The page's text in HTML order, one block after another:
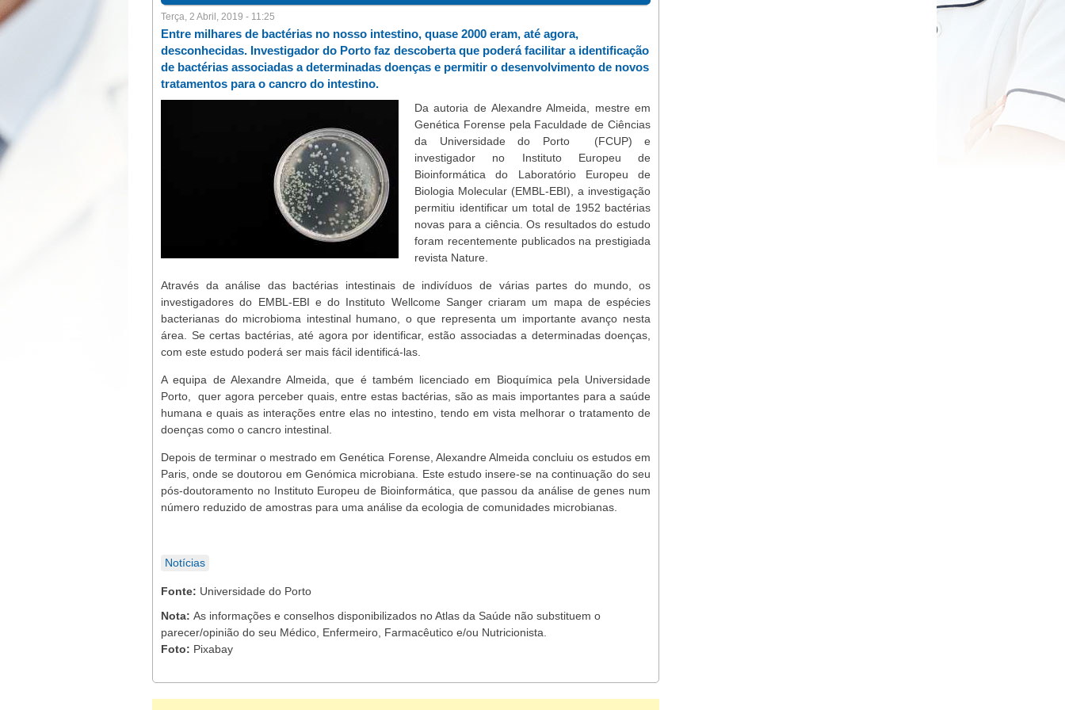
Terça, 2 Abril, 2019 - 11:25
Entre milhares de bactérias no nosso intestino, quase 2000 eram, até agora,
desconhecidas. Investigador do Porto faz descoberta que poderá facilitar a identificação
de bactérias associadas a determinadas doenças e permitir o desenvolvimento de novos
tratamentos para o cancro do intestino.
Da autoria de Alexandre Almeida, mestre em
Genética Forense pela Faculdade de Ciências
da Universidade do Porto (FCUP) e
investigador no Instituto Europeu de
Bioinformática do Laboratório Europeu de
Biologia Molecular (EMBL-EBI), a investigação
permitiu identificar um total de 1952 bactérias
novas para a ciência. Os resultados do estudo
foram recentemente publicados na prestigiada
revista Nature.
Através da análise das bactérias intestinais de indivíduos de várias partes do mundo, os
investigadores do EMBL-EBI e do Instituto Wellcome Sanger criaram um mapa de espécies
bacterianas do microbioma intestinal humano, o que representa um importante avanço nesta
área. Se certas bactérias, até agora por identificar, estão associadas a determinadas doenças,
com este estudo poderá ser mais fácil identificá-las.
A equipa de Alexandre Almeida, que é também licenciado em Bioquímica pela Universidade
Porto, quer agora perceber quais, entre estas bactérias, são as mais importantes para a saúde
humana e quais as interações entre elas no intestino, tendo em vista melhorar o tratamento de
doenças como o cancro intestinal.
Depois de terminar o mestrado em Genética Forense, Alexandre Almeida concluiu os estudos em
Paris, onde se doutorou em Genómica microbiana. Este estudo insere-se na continuação do seu
pós-doutoramento no Instituto Europeu de Bioinformática, que passou da análise de genes num
número reduzido de amostras para uma análise da ecologia de comunidades microbianas.
Notícias
Fonte: Universidade do Porto
Nota: As informações e conselhos disponibilizados no Atlas da Saúde não substituem o
parecer/opinião do seu Médico, Enfermeiro, Farmacêutico e/ou Nutricionista.
Foto: Pixabay